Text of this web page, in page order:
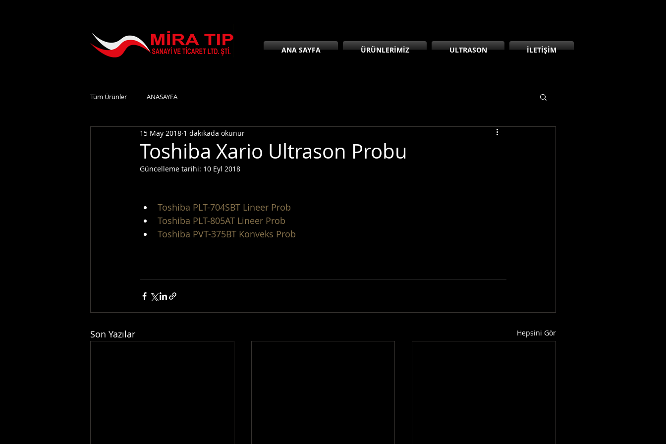
ANA SAYFA ÜRÜNLERİMİZ ULTRASON İLETİŞİM
Tüm Ürünler ANASAYFA
Toshiba Xario Ultrason Probu
15 May 2018 1 dakikada okunur
Güncelleme tarihi: 10 Eyl 2018
Toshiba PLT-704SBT Lineer Prob
Toshiba PLT-805AT Lineer Prob
Toshiba PVT-375BT Konveks Prob
Son Yazılar Hepsini Gör